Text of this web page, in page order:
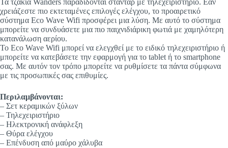
Τα τζάκια Wanders παραδίδονται στάνταρ με τηλεχειριστήριο. Εάν
χρειάζεστε πιο εκτεταμένες επιλογές ελέγχου, το προαιρετικό
σύστημα Eco Wave Wifi προσφέρει μια λύση. Με αυτό το σύστημα
μπορείτε να συνδυάσετε μια πιο παιχνιδιάρικη φωτιά με χαμηλότερη
κατανάλωση αερίου.
Το Eco Wave Wifi μπορεί να ελεγχθεί με το ειδικό τηλεχειριστήριο ή
μπορείτε να κατεβάσετε την εφαρμογή για το tablet ή το smartphone
σας. Με αυτόν τον τρόπο μπορείτε να ρυθμίσετε τα πάντα σύμφωνα
με τις προσωπικές σας επιθυμίες.
Περιλαμβάνονται:
– Σετ κεραμικών ξύλων
– Τηλεχειριστήριο
– Ηλεκτρονική ανάφλεξη
– Θύρα ελέγχου
– Επένδυση από μαύρο χάλυβα